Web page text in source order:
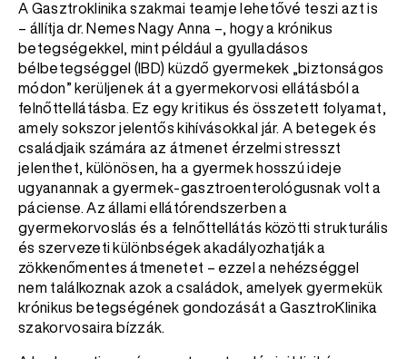
A Gasztroklinika szakmai teamje lehetővé teszi azt is
– állítja dr. Nemes Nagy Anna –, hogy a krónikus
betegségekkel, mint például a gyulladásos
bélbetegséggel (IBD) küzdő gyermekek „biztonságos
módon” kerüljenek át a gyermekorvosi ellátásból a
felnőttellátásba. Ez egy kritikus és összetett folyamat,
amely sokszor jelentős kihívásokkal jár. A betegek és
családjaik számára az átmenet érzelmi stresszt
jelenthet, különösen, ha a gyermek hosszú ideje
ugyanannak a gyermek-gasztroenterológusnak volt a
páciense. Az állami ellátórendszerben a
gyermekorvoslás és a felnőttellátás közötti strukturális
és szervezeti különbségek akadályozhatják a
zökkenőmentes átmenetet – ezzel a nehézséggel
nem találkoznak azok a családok, amelyek gyermekük
krónikus betegségének gondozását a GasztroKlinika
szakorvosaira bízzák.